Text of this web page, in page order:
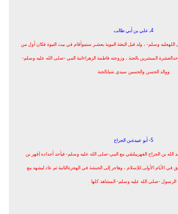
4ـ علي بن أبي طالب
وسلم- ، ولد قبل البعثة النبوية بعشـر سنينوأقام في بيت النبوة فكان أول من
المبشرين بالجنة ، وزوجته فاطمة الزهراءابنة النبي -صلى الله عليه وسلم-
ووالد الحسن والحسين سيدي شبابالجنة
5- أبو عبيدةبن الجراح
الله بن الجراح الفهرييلتقي مع النبي-صلى الله عليه وسلم- فيأحد أجداده (فهر بن
الأيام الأولى للإسلام ، وهاجر إلى الحبشة في الهجرةالثانية ثم عاد ليشهد مع
الرسول -صلى الله عليه وسلم- المشاهد كلها